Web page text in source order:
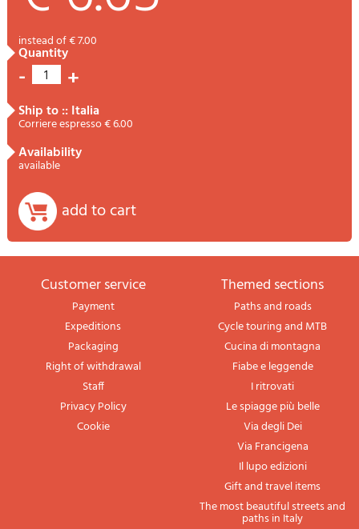
instead of € 7.00
quantity
- 1 +
ship to :: Italia
Corriere espresso € 6.00
availability
available
add to cart
Customer service
Payment
Expeditions
Packaging
Right of withdrawal
Staff
Privacy Policy
Cookie
themed sections
Paths and roads
Cycle touring and MTB
Cucina di montagna
Fiabe e leggende
I ritrovati
Le spiagge più belle
Via degli Dei
Via Francigena
Il lupo edizioni
Gift and travel items
The most beautiful streets and
paths in Italy